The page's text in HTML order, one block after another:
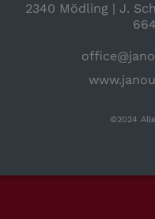
2340 Mödling | J.
©2024